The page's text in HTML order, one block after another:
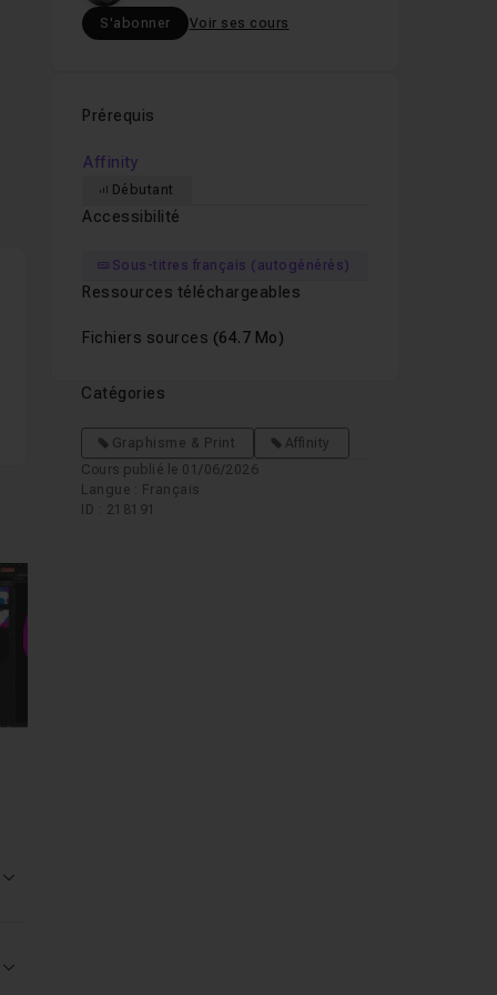
suivantes
S'abonner Voir ses cours
Prérequis
Affinity
Débutant
Accessibilité
Sous-titres français (autogénérés)
Ressources téléchargeables
Fichiers sources (64.7 Mo)
Catégories
Graphisme & Print
Affinity
Cours publié le 01/06/2026
Langue : Français
ID : 218191